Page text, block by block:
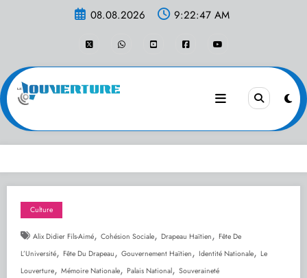
08.08.2026 9:22:47 AM
Culture
Alix Didier Fils-Aimé, Cohésion Sociale, Drapeau Haïtien , Fête De
L’Université, Fête Du Drapeau , Gouvernement Haïtien , Identité Nationale, Le
Louverture, Mémoire Nationale, Palais National, Souveraineté